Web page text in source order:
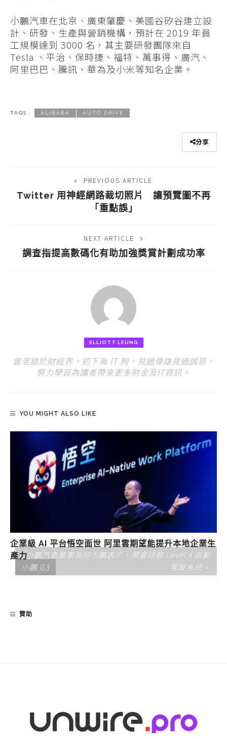
小鵬汽車董事長何小鵬表示，將會研發 Level 4 自動
駕駛系統。
小鵬 G3
小鵬汽車在北京、廣東肇慶、美國谷矽谷建立設
計、研發、生產與營銷機構，預計在 2019 年員
工規模達到 3000 名，其主要研發團隊來自
Tesla 、平治、保時捷、福特、萬事得、廣汽、
阿里巴巴、騰訊、華為及小米等知名企業。
TAGS : ALIBABA AUTO DRIVE
分享
PREVIOUS ARTICLE
Twitter 用神經網路裁切照片 讓預覽圖不再
「重點誤」
NEXT ARTICLE
調查指提高數碼化有助加強獎賞計劃成功率
ELLIOTT LEUNG
曾混跡於財經界，初下海 IT 狗，見過偉雄見過誠哥，
努力學習為讀者帶來更多財金及IT資訊。
YOU MIGHT ALSO LIKE
企業級 AI 平台悟空面世 阿里雲期望能提升本地企業生
產力
贊助